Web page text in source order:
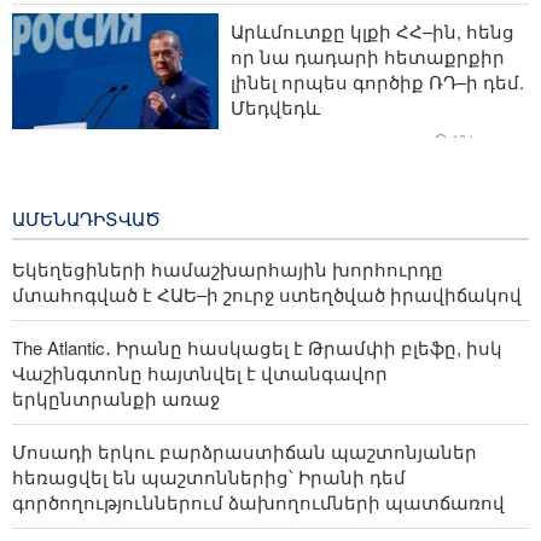
դոլարի
Ամերիկացի հետազոտող․ ԱՄՆ-ի բանակն ի վիճակի
չէ վերաբացել Հորմուզի նեղուցը
Արևմուտքը կլքի ՀՀ–ին, հենց
որ նա դադարի հետաքրքիր
լինել որպես գործիք ՌԴ–ի դեմ.
Մեդվեդև
18 hours ago
շարք զբոսաշրջային
կլաստերների զարգացման
համար
2 days ago
ԱՄԵՆԱԴԻՏՎԱԾ
Եկեղեցիների համաշխարհային խորհուրդը
մտահոգված է ՀԱԵ–ի շուրջ ստեղծված իրավիճակով
The Atlantic․ Իրանը հասկացել է Թրամփի բլեֆը, իսկ
Վաշինգտոնը հայտնվել է վտանգավոր
երկընտրանքի առաջ
Մոսադի երկու բարձրաստիճան պաշտոնյաներ
հեռացվել են պաշտոններից՝ Իրանի դեմ
գործողություններում ձախողումների պատճառով